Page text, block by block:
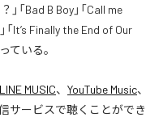
」「Bad B Boy」「Call me
「It’s Finally the End of Our
ている。
LINE MUSIC、 YouTube Music、
サービスで聴くことができ